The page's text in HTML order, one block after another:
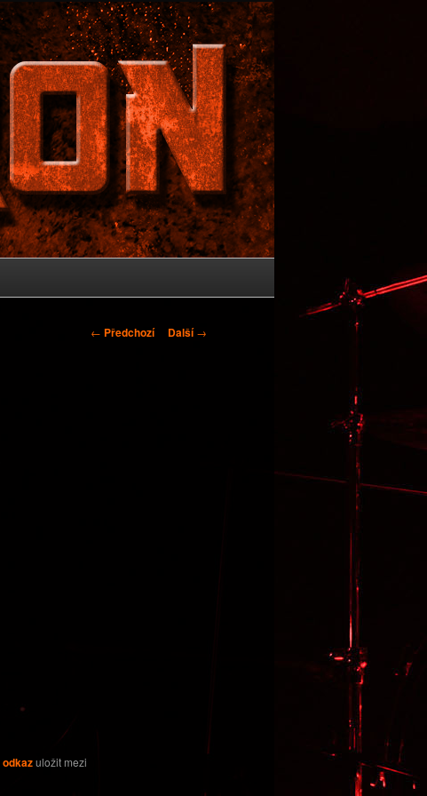
Navigace
← Předchozí Další→
odkazuložit mezi